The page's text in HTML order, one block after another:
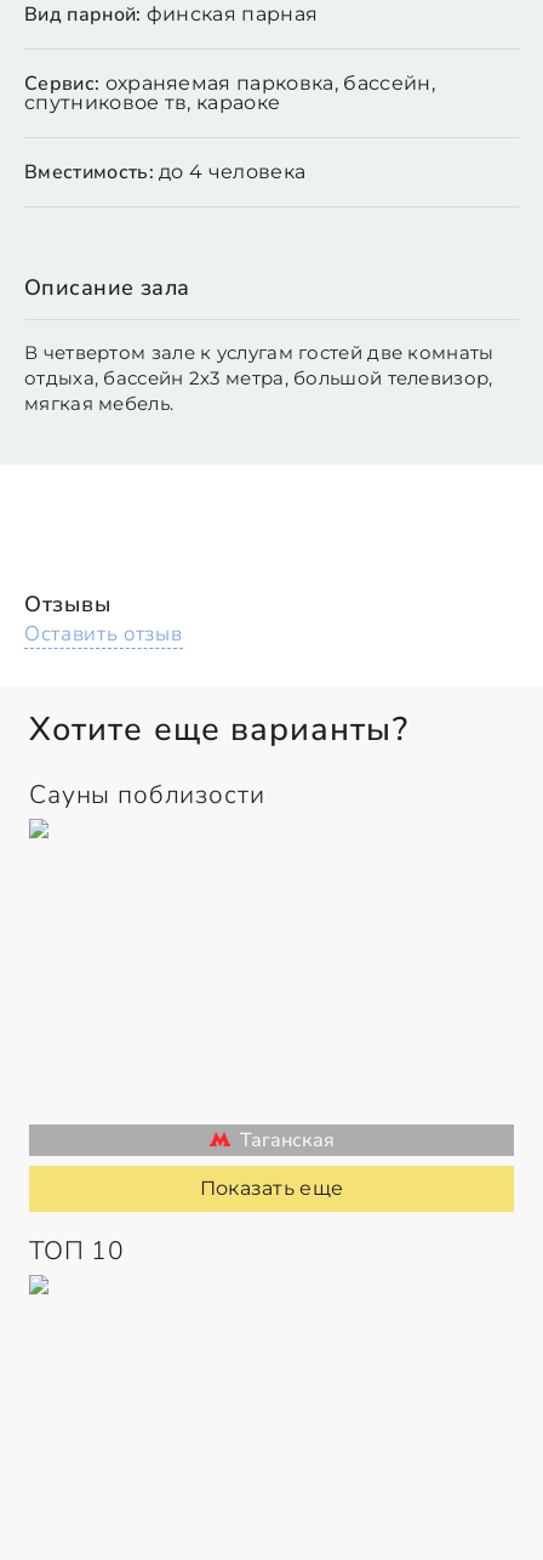
Вид парной: финская парная
Сервис: охраняемая парковка, бассейн,
спутниковое тв, караоке
Вместимость: до 4 человека
Описание зала
В четвертом зале к услугам гостей две комнаты
отдыха, бассейн 2х3 метра, большой телевизор,
мягкая мебель.
Отзывы
Оставить отзыв
Хотите еще варианты?
Сауны поблизости
Таганская
Показать еще
ТОП 10